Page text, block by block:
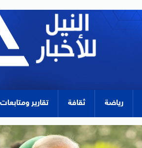
رياضة ثقافة تقارير ومتابعات